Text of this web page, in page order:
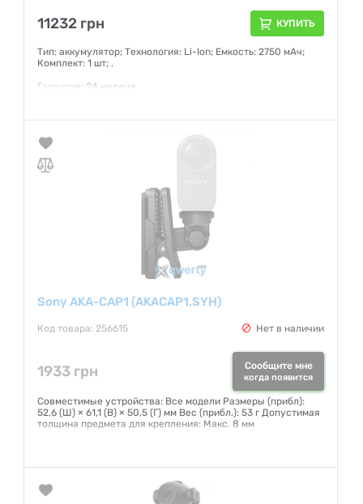
11232 грн КУПИТЬ
Тип: аккумулятор; Технология: Li-Ion; Емкость: 2750 мАч;
Комплект: 1 шт; .
Гарантия: 24 месяца
Sony AKA-CAP1 (AKACAP1.SYH)
Код товара: 256615 Нет в наличии
1933 грн Сообщите мне
когда появится
Совместимые устройства: Все модели Размеры (прибл):
52,6 (Ш) × 61,1 (В) × 50,5 (Г) мм Вес (прибл.): 53 г Допустимая
толщина предмета для крепления: Макс. 8 мм